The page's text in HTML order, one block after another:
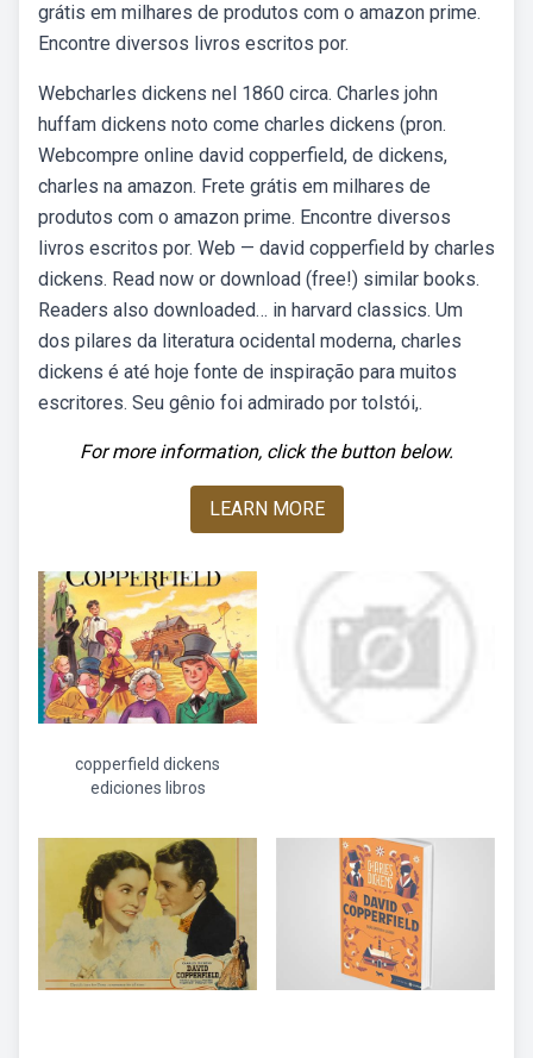
grátis em milhares de produtos com o amazon prime.
Encontre diversos livros escritos por.
Webcharles dickens nel 1860 circa. Charles john
huffam dickens noto come charles dickens (pron.
Webcompre online david copperfield, de dickens,
charles na amazon. Frete grátis em milhares de
produtos com o amazon prime. Encontre diversos
livros escritos por. Web — david copperfield by charles
dickens. Read now or download (free!) similar books.
Readers also downloaded… in harvard classics. Um
dos pilares da literatura ocidental moderna, charles
dickens é até hoje fonte de inspiração para muitos
escritores. Seu gênio foi admirado por tolstói,.
For more information, click the button below.
LEARN MORE
copperfield dickens
ediciones libros